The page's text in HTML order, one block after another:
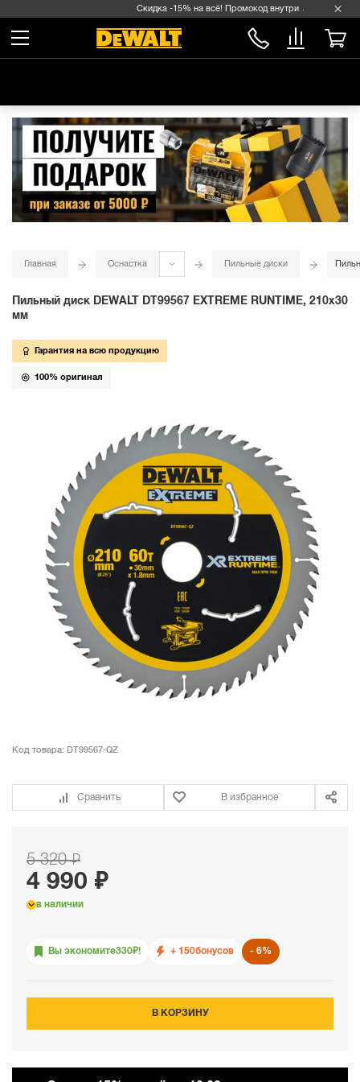
Скидка -15% на всё! Промокод внутри →
Главная Оснастка Пильные диски
Пильный диск DEWALT DT99567 EXTREME RUNTIME, 210х30
мм
Гарантия на всю продукцию
100% оригинал
Код товара: DT99567-QZ
Сравнить В избранное
5 320 ₽
4 990 ₽
в наличии
Вы экономите330₽! + 150бонусов 6%
В КОРЗИНУ